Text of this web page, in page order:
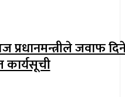
प्रधानमन्त्रीले जवाफ
कार्यसूची